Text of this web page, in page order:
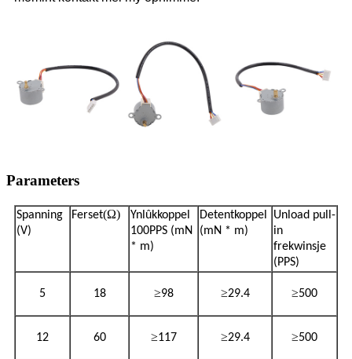
Parameters
Spanning
(V)
Ferset(Ω)
Ynlûkkoppel
100PPS (mN
* m)
Detentkoppel
(mN * m)
Unload pull-
in
frekwinsje
(PPS)
5 18 ≥98 ≥29.4 ≥500
12 60 ≥117 ≥29.4 ≥500